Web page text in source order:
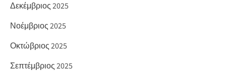
Δεκέμβριος 2025
Νοέμβριος 2025
Οκτώβριος 2025
Σεπτέμβριος 2025